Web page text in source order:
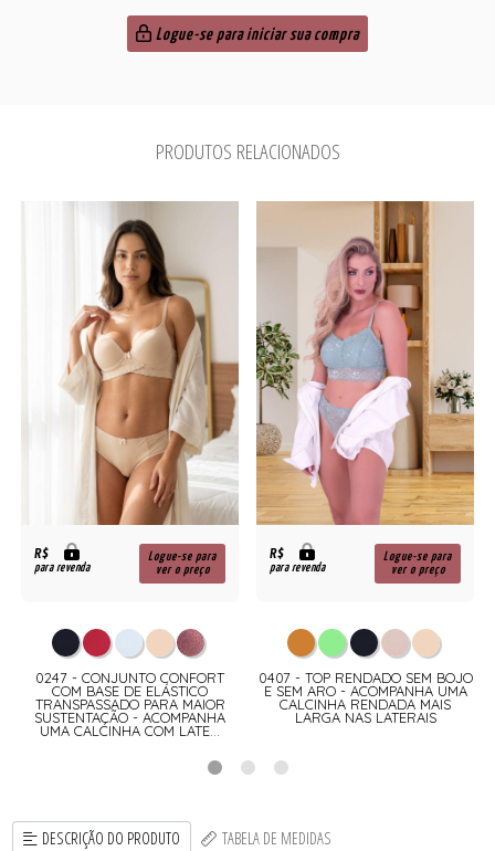
Logue-se para iniciar sua compra
PRODUTOS RELACIONADOS
R$
para revenda
Logue-se para
ver o preço
0247 - CONJUNTO CONFORT
COM BASE DE ELÁSTICO
TRANSPASSADO PARA MAIOR
SUSTENTAÇÃO - ACOMPANHA
UMA CALCINHA COM LATE...
R$
para revenda
Logue-se para
ver o preço
0407 - TOP RENDADO SEM BOJO
E SEM ARO - ACOMPANHA UMA
CALCINHA RENDADA MAIS
LARGA NAS LATERAIS
DESCRIÇÃO DO PRODUTO TABELA DE MEDIDAS